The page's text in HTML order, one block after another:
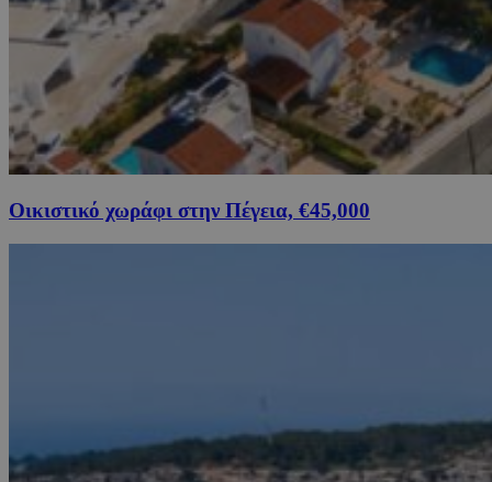
Οικιστικό χωράφι στην Πέγεια, €45,000